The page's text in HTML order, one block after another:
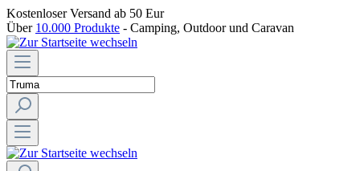
Kostenloser Versand ab 50 Eur
Über 10.000 Produkte - Camping, Outdoor und Caravan